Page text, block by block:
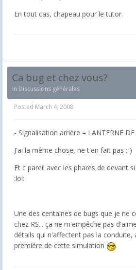
En tout cas, chapeau pour le tutor.
Ca bug et chez vous?
in Discussions générales
Posted March 4, 2008
- Signalisation arrière = LANTERNE DE
J'ai la même chose, ne t'en fait pas ;-)
Et c pareil avec les phares de devant
:lol:
Une des centaines de bugs que je ne
chez RS... ça ne m'empêche pas
détails qui n'affectent pas la conduite,
première de cette simulation